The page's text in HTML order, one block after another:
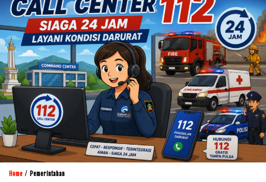
Home / Pemerintahan